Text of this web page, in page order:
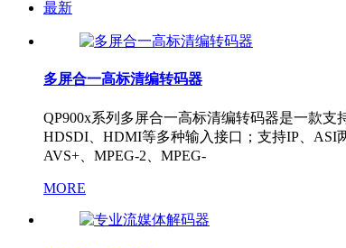
最新
多屏合一高标清编转码器
QP900x系列多屏合一高标清编转码器是一款
HDSDI、HDMI等多种输入接口；支持IP、ASI
AVS+、MPEG-2、MPEG-
MORE